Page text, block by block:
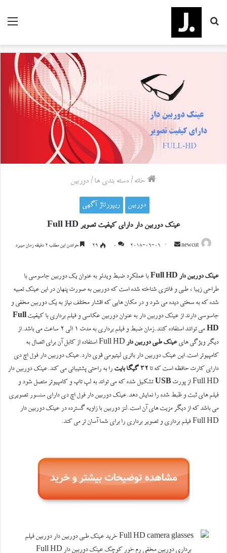
منو
برای
خانه / دسته بندی ها / دوربین
دوربین ریپورتاژ آگهی
عینک دوربین دار دارای کیفیت تصویر Full HD
newcut
ارسال
2018-06-06
0 ۲۹ خواندن این مطلب ۲ دقیقه زمان میبرد
عینک دوربین دار Full HD
با عملکرد ضبط ویدئو به عنوان یک دوربین جاسوسی با
طراحی زیبا ، طبی و فانتزی شناخته شده است که دوربین به صورت پنهان در این عینک تعبیه
شده که به سختی دیده می شود و در مکان هایی که اقشار مختلف نیاز به یک دوربین مخفی و
جاسوسی دارند از عینک دوربین دار به عنوان دوربین عکاسی و فیلم برداری با کیفیتFull
HD
می توانند استفاده کنند.زمان ضبط و فیلم برداری به مدت ۱ الی ۲ ساعت می باشد.از
دیگر ویژگی هایعینک طبی دوربین دار
Full HD استفاده از کابل آن برای اتصال به
کامپیوتر است.این عینک دوربین دار باتری لیتیومی قوی دارد.عینک دوربین دار فول اچ دی
دارای کارت حافظه است که تا ۳۲ گیگا بایت
را به راحتی پشتیبانی می کند.عینک دوربین دار
Full HD از پورت
USB تشکیل شده که می تواند به لپ تاپ و کامپیوتر متصل شود و
فیلم های ثبت و ظبط شده را نمایش دهد.عینک دوربین دار فول اچ دی دارای سنسور تصویری
می باشد که از دیگر مزیت های آن است.لنز دوربین با زاویه گسترده در عینک دوربین دار
Full HD فیلم برداری و تصویر برداری را برای شما آسان تر می کند.